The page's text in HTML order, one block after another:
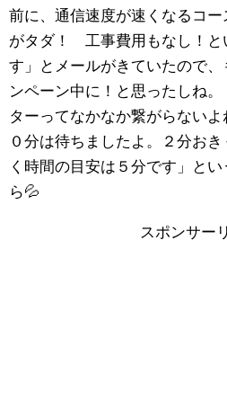
前に、通信速度が速くなるコ
がタダ！ 工事費用もなし！と
す」とメールがきていたので
ンペーン中に！と思ったしね
ターってなかなか繋がらない
０分は待ちましたよ。２分お
く時間の目安は５分です」と
ら💦
スポンサー